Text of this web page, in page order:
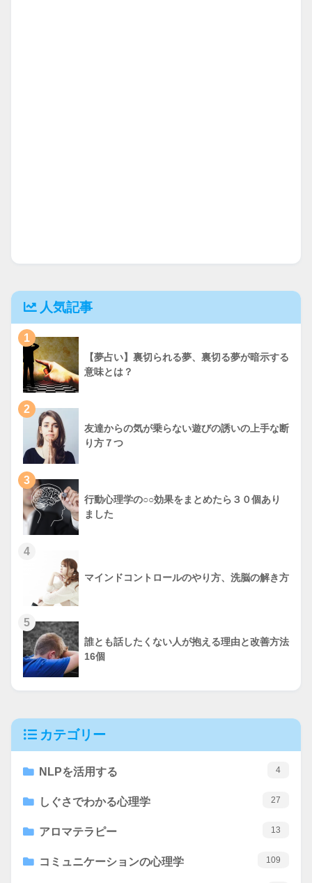
人気記事
1
【夢占い】裏切られる夢、裏切る夢が暗示する
意味とは？
2
友達からの気が乗らない遊びの誘いの上手な断
り方７つ
3
行動心理学の○○効果をまとめたら３０個あり
ました
4
マインドコントロールのやり方、洗脳の解き方
5
誰とも話したくない人が抱える理由と改善方法
16個
カテゴリー
NLPを活用する 4
しぐさでわかる心理学 27
アロマテラピー 13
コミュニケーションの心理学 109